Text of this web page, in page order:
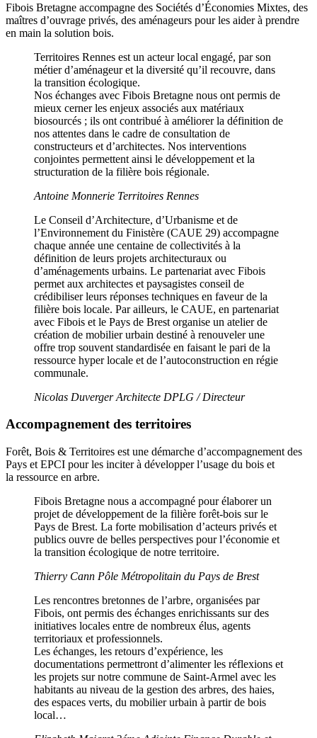
Fibois Bretagne accompagne des Sociétés d’Économies Mixtes, des
maîtres d’ouvrage privés, des aménageurs pour les aider à prendre
en main la solution bois.
Territoires Rennes est un acteur local engagé, par son
métier d’aménageur et la diversité qu’il recouvre, dans
la transition écologique.
Nos échanges avec Fibois Bretagne nous ont permis de
mieux cerner les enjeux associés aux matériaux
biosourcés ; ils ont contribué à améliorer la définition de
nos attentes dans le cadre de consultation de
constructeurs et d’architectes. Nos interventions
conjointes permettent ainsi le développement et la
structuration de la filière bois régionale.
Antoine Monnerie Territoires Rennes
Le Conseil d’Architecture, d’Urbanisme et de
l’Environnement du Finistère (CAUE 29) accompagne
chaque année une centaine de collectivités à la
définition de leurs projets architecturaux ou
d’aménagements urbains. Le partenariat avec Fibois
permet aux architectes et paysagistes conseil de
crédibiliser leurs réponses techniques en faveur de la
filière bois locale. Par ailleurs, le CAUE, en partenariat
avec Fibois et le Pays de Brest organise un atelier de
création de mobilier urbain destiné à renouveler une
offre trop souvent standardisée en faisant le pari de la
ressource hyper locale et de l’autoconstruction en régie
communale.
Nicolas DuvergerArchitecte DPLG / Directeur
Accompagnement des territoires
Forêt, Bois & Territoires est une démarche d’accompagnement des
Pays et EPCI pour les inciter à développer l’usage du bois et
la ressource en arbre.
Fibois Bretagne nous a accompagné pour élaborer un
projet de développement de la filière forêt-bois sur le
Pays de Brest. La forte mobilisation d’acteurs privés et
publics ouvre de belles perspectives pour l’économie et
la transition écologique de notre territoire.
Thierry Cann Pôle Métropolitain du Pays de Brest
Les rencontres bretonnes de l’arbre, organisées par
Fibois, ont permis des échanges enrichissants sur des
initiatives locales entre de nombreux élus, agents
territoriaux et professionnels.
Les échanges, les retours d’expérience, les
documentations permettront d’alimenter les réflexions et
les projets sur notre commune de Saint-Armel avec les
habitants au niveau de la gestion des arbres, des haies,
des espaces verts, du mobilier urbain à partir de bois
local…